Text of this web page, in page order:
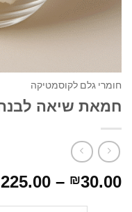
חומרי גלם לקוסמטיקה
חמאת שיאה
₪30.00
–
225.00